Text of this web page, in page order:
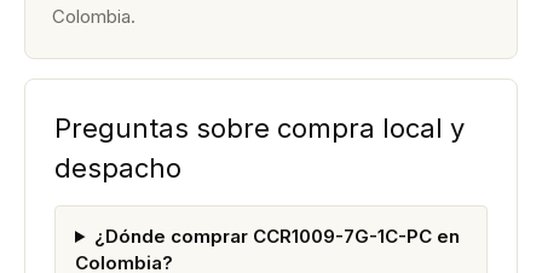
Colombia.
Preguntas sobre compra local y
despacho
¿Dónde comprar CCR1009-7G-1C-PC en
Colombia?